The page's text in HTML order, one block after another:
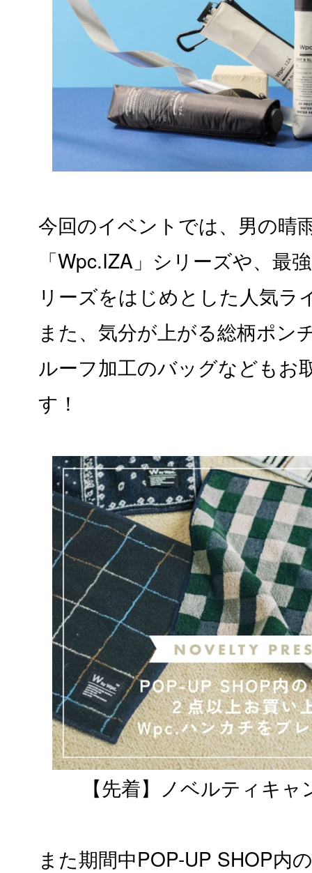
今回のイベントでは、男の晴
「Wpc.IZA」シリーズや、最
リーズをはじめとした人気ラ
また、気分が上がる総柄ポン
ルーフ加工のバッグなどもお
す！
【先着】ノベルティキ
また期間中POP-UP SHOP内